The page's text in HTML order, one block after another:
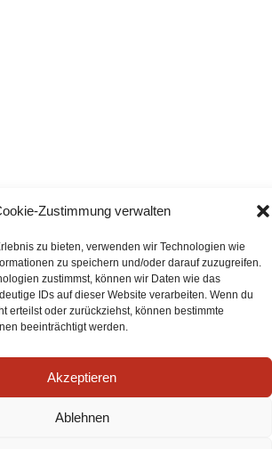
Zustimmung verwalten
zu bieten, verwenden wir Technologien wie
zu speichern und/oder darauf zuzugreifen.
zustimmst, können wir Daten wie das
IDs auf dieser Website verarbeiten. Wenn du
erteilst oder zurückziehst, können bestimmte
beeinträchtigt werden.
Akzeptieren
Ablehnen